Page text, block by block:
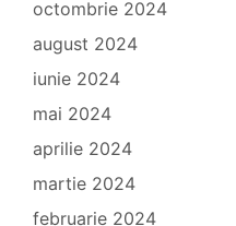
octombrie 2024
august 2024
iunie 2024
mai 2024
aprilie 2024
martie 2024
februarie 2024